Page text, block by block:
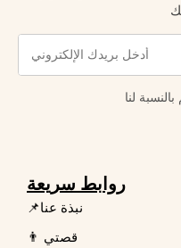
لنا
روابط سريعة
📌نبذة عنا
👨 قصتي